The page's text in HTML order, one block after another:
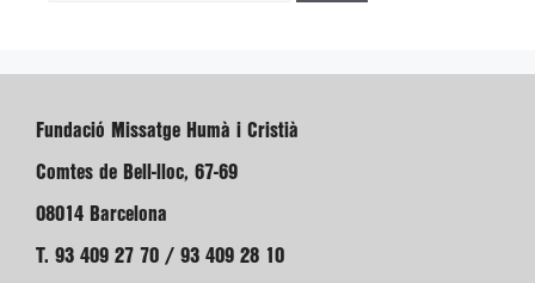
Fundació Missatge Humà i Cristià
Comtes de Bell-lloc, 67-69
08014 Barcelona
T. 93 409 27 70 / 93 409 28 10